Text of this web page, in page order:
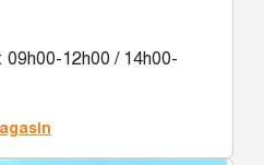
09h00-12h00 / 14h00-